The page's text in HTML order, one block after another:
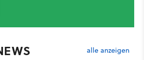
alle anzeigen